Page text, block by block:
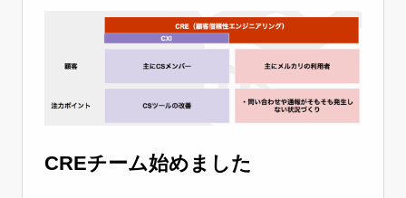
CREチーム始めました